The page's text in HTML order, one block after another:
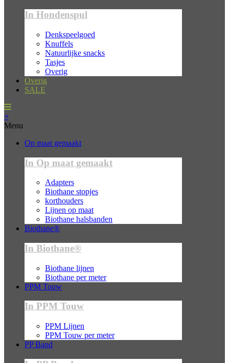
In Hondenspul
Denkspeelgoed
Knuffels
Natuurlijke snacks
Tasjes
Overig
Overig
SALE
×
Menu
Op maat gemaakt
In Op maat gemaakt
Adapters
Biothane stopjes
korthouders
Lijnen op maat
Biothane halsbanden
Biothane®
In Biothane®
Biothane lijnen
Biothane per meter
PPM Touw
In PPM Touw
PPM Lijnen
PPM Touw per meter
PP Band